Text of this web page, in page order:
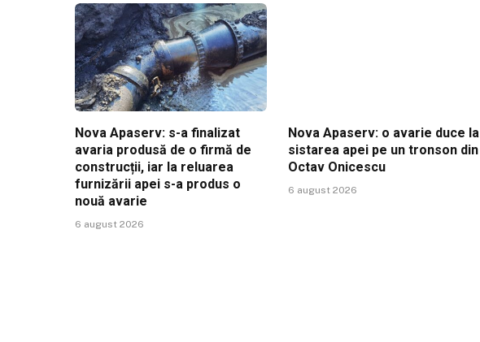
Nova Apaserv: s-a finalizat
avaria produsă de o firmă de
construcții, iar la reluarea
furnizării apei s-a produs o
nouă avarie
6 august 2026
Nova Apaserv: o avarie duce la
sistarea apei pe un tronson din
Octav Onicescu
6 august 2026